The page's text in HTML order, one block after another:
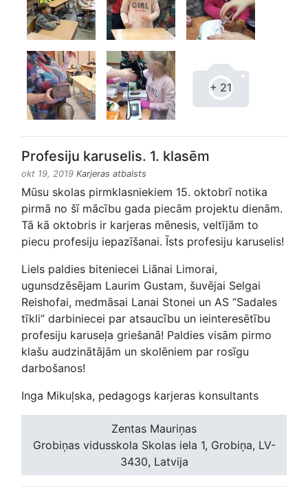
+ 21
Profesiju karuselis. 1. klasēm
okt 19, 2019 Karjeras atbalsts
Mūsu skolas pirmklasniekiem 15. oktobrī notika
pirmā no šī mācību gada piecām projektu dienām.
Tā kā oktobris ir karjeras mēnesis, veltījām to
piecu profesiju iepazīšanai. Īsts profesiju karuselis!
Liels paldies biteniecei Liānai Limorai,
ugunsdzēsējam Laurim Gustam, šuvējai Selgai
Reishofai, medmāsai Lanai Stonei un AS “Sadales
tīkli” darbiniecei par atsaucību un ieinteresētību
profesiju karuseļa griešanā! Paldies visām pirmo
klašu audzinātājām un skolēniem par rosīgu
darbošanos!
Inga Mikuļska, pedagogs karjeras konsultants
Zentas Mauriņas
Grobiņas vidusskola Skolas iela 1, Grobiņa, LV-
3430, Latvija